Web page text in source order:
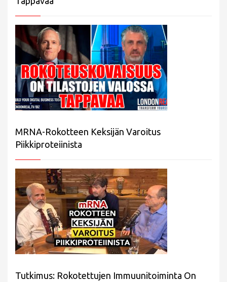
MRNA-Rokotteen Keksijän Varoitus
Piikkiproteiinista
Tutkimus: Rokotettujen Immuunitoiminta On